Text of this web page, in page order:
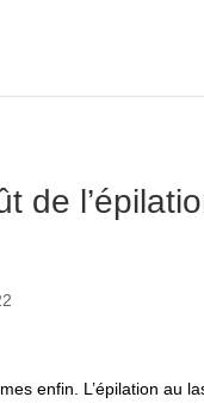
de
enfin. L’épilation au